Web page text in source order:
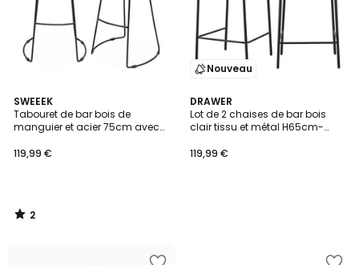
SWEEEK
Tabouret de bar bois de
manguier et acier 75cm avec
119,99 €
2
/
5
2
/
Nouveau
DRAWER
Lot de 2 chaises de bar bois
clair tissu et métal H65cm-
119,99 €